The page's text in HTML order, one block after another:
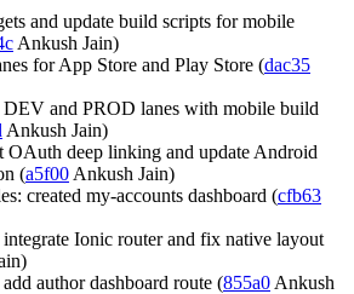
and update build scripts for mobile
Ankush Jain)
for App Store and Play Store (dac35
DEV and PROD lanes with mobile build
Ankush Jain)
OAuth deep linking and update Android
(a5f00 Ankush Jain)
created my-accounts dashboard (cfb63
integrate Ionic router and fix native layout
add author dashboard route (855a0 Ankush